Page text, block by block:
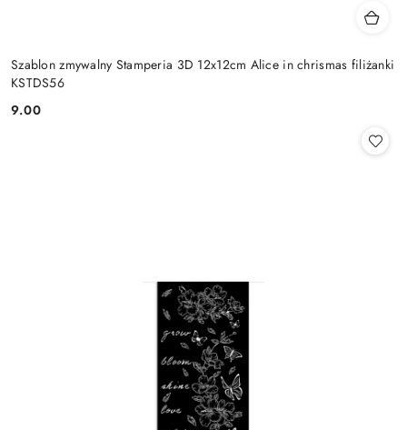
Szablon zmywalny Stamperia 3D 12x12cm Alice in chrismas filiżanki
KSTDS56
Cena:
9.00